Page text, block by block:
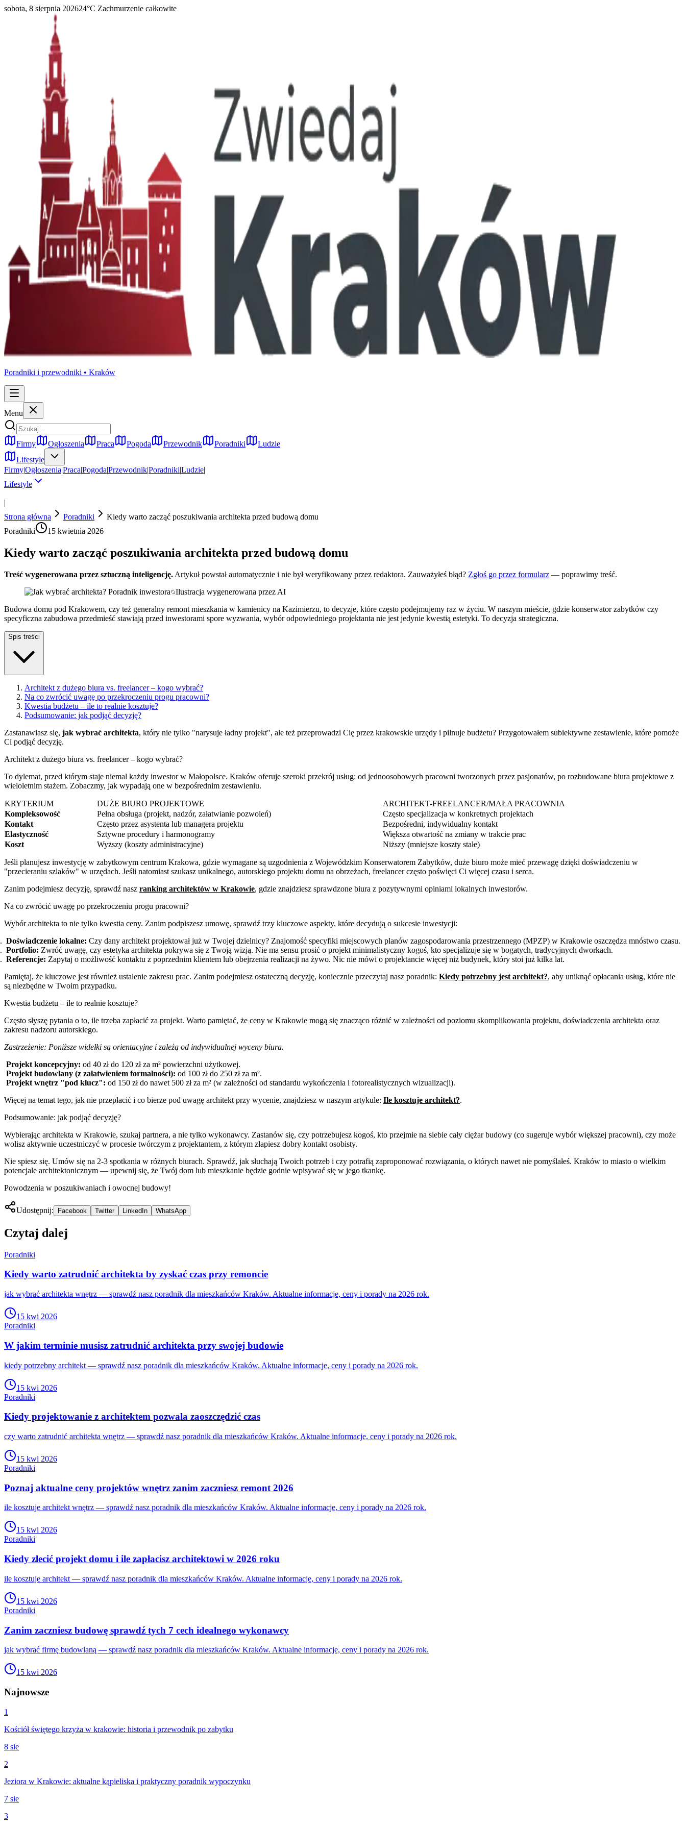
sobota, 8 sierpnia 202624°C Zachmurzenie całkowite
Poradniki i przewodniki • Kraków
Menu
Firmy Ogłoszenia Praca Pogoda Przewodnik Poradniki
Ludzie
Lifestyle
Firmy|Ogłoszenia|Praca|Pogoda|Przewodnik|Poradniki|Ludzie|
Lifestyle
|
Strona główna
Poradniki
Kiedy warto zacząć poszukiwania architekta przed budową domu
Poradniki
15 kwietnia 2026
Kiedy warto zacząć poszukiwania architekta przed budową domu
Treść wygenerowana przez sztuczną inteligencję. Artykuł powstał automatycznie i nie był weryfikowany przez redaktora. Zauważyłeś błąd? Zgłoś go przez formularz — poprawimy treść.
Ilustracja wygenerowana przez AI
Budowa domu pod Krakowem, czy też generalny remont mieszkania w kamienicy na Kazimierzu, to decyzje, które często podejmujemy raz w życiu. W naszym mieście, gdzie konserwator zabytków czy
specyficzna zabudowa przedmieść stawiają przed inwestorami spore wyzwania, wybór odpowiedniego projektanta nie jest jedynie kwestią estetyki. To decyzja strategiczna.
Spis treści
Architekt z dużego biura vs. freelancer – kogo wybrać?
Na co zwrócić uwagę po przekroczeniu progu pracowni?
Kwestia budżetu – ile to realnie kosztuje?
Podsumowanie: jak podjąć decyzję?
Zastanawiasz się, jak wybrać architekta, który nie tylko "narysuje ładny projekt", ale też przeprowadzi Cię przez krakowskie urzędy i pilnuje budżetu? Przygotowałem subiektywne zestawienie, które pomoże
Ci podjąć decyzję.
Architekt z dużego biura vs. freelancer – kogo wybrać?
To dylemat, przed którym staje niemal każdy inwestor w Małopolsce. Kraków oferuje szeroki przekrój usług: od jednoosobowych pracowni tworzonych przez pasjonatów, po rozbudowane biura projektowe z
wieloletnim stażem. Zobaczmy, jak wypadają one w bezpośrednim zestawieniu.
KRYTERIUM DUŻE BIURO PROJEKTOWE
ARCHITEKT-FREELANCER/MAŁA PRACOWNIA
Kompleksowość
Pełna obsługa (projekt, nadzór, załatwianie pozwoleń)
Często specjalizacja w konkretnych projektach
Kontakt
Często przez asystenta lub managera projektu
Bezpośredni, indywidualny kontakt
Elastyczność
Sztywne procedury i harmonogramy
Większa otwartość na zmiany w trakcie prac
Koszt
Wyższy (koszty administracyjne) Niższy (mniejsze koszty stałe)
Jeśli planujesz inwestycję w zabytkowym centrum Krakowa, gdzie wymagane są uzgodnienia z Wojewódzkim Konserwatorem Zabytków, duże biuro może mieć przewagę dzięki doświadczeniu w
"przecieraniu szlaków" w urzędach. Jeśli natomiast szukasz unikalnego, autorskiego projektu domu na obrzeżach, freelancer często poświęci Ci więcej czasu i serca.
Zanim podejmiesz decyzję, sprawdź nasz ranking architektów w Krakowie, gdzie znajdziesz sprawdzone biura z pozytywnymi opiniami lokalnych inwestorów.
Na co zwrócić uwagę po przekroczeniu progu pracowni?
Wybór architekta to nie tylko kwestia ceny. Zanim podpiszesz umowę, sprawdź trzy kluczowe aspekty, które decydują o sukcesie inwestycji:
Doświadczenie lokalne: Czy dany architekt projektował już w Twojej dzielnicy? Znajomość specyfiki miejscowych planów zagospodarowania przestrzennego (MPZP) w Krakowie oszczędza mnóstwo czasu.
Portfolio: Zwróć uwagę, czy estetyka architekta pokrywa się z Twoją wizją. Nie ma sensu prosić o projekt minimalistyczny kogoś, kto specjalizuje się w bogatych, tradycyjnych dworkach.
Referencje: Zapytaj o możliwość kontaktu z poprzednim klientem lub obejrzenia realizacji na żywo. Nic nie mówi o projektancie więcej niż budynek, który stoi już kilka lat.
Pamiętaj, że kluczowe jest również ustalenie zakresu prac. Zanim podejmiesz ostateczną decyzję, koniecznie przeczytaj nasz poradnik: Kiedy potrzebny jest architekt?, aby uniknąć opłacania usług, które nie
są niezbędne w Twoim przypadku.
Kwestia budżetu – ile to realnie kosztuje?
Często słyszę pytania o to, ile trzeba zapłacić za projekt. Warto pamiętać, że ceny w Krakowie mogą się znacząco różnić w zależności od poziomu skomplikowania projektu, doświadczenia architekta oraz
zakresu nadzoru autorskiego.
Zastrzeżenie: Poniższe widełki są orientacyjne i zależą od indywidualnej wyceny biura.
Projekt koncepcyjny: od 40 zł do 120 zł za m² powierzchni użytkowej.
Projekt budowlany (z załatwieniem formalności): od 100 zł do 250 zł za m².
Projekt wnętrz "pod klucz": od 150 zł do nawet 500 zł za m² (w zależności od standardu wykończenia i fotorealistycznych wizualizacji).
Więcej na temat tego, jak nie przepłacić i co bierze pod uwagę architekt przy wycenie, znajdziesz w naszym artykule: Ile kosztuje architekt?.
Podsumowanie: jak podjąć decyzję?
Wybierając architekta w Krakowie, szukaj partnera, a nie tylko wykonawcy. Zastanów się, czy potrzebujesz kogoś, kto przejmie na siebie cały ciężar budowy (co sugeruje wybór większej pracowni), czy może
wolisz aktywnie uczestniczyć w procesie twórczym z projektantem, z którym złapiesz dobry kontakt osobisty.
Nie spiesz się. Umów się na 2-3 spotkania w różnych biurach. Sprawdź, jak słuchają Twoich potrzeb i czy potrafią zaproponować rozwiązania, o których nawet nie pomyślałeś. Kraków to miasto o wielkim
potencjale architektonicznym — upewnij się, że Twój dom lub mieszkanie będzie godnie wpisywać się w jego tkankę.
Powodzenia w poszukiwaniach i owocnej budowy!
Udostępnij: Facebook Twitter LinkedIn WhatsApp
Czytaj dalej
Poradniki
Kiedy warto zatrudnić architekta by zyskać czas przy remoncie
jak wybrać architekta wnętrz — sprawdź nasz poradnik dla mieszkańców Kraków. Aktualne informacje, ceny i porady na 2026 rok.
15 kwi 2026
Poradniki
W jakim terminie musisz zatrudnić architekta przy swojej budowie
kiedy potrzebny architekt — sprawdź nasz poradnik dla mieszkańców Kraków. Aktualne informacje, ceny i porady na 2026 rok.
15 kwi 2026
Poradniki
Kiedy projektowanie z architektem pozwala zaoszczędzić czas
czy warto zatrudnić architekta wnętrz — sprawdź nasz poradnik dla mieszkańców Kraków. Aktualne informacje, ceny i porady na 2026 rok.
15 kwi 2026
Poradniki
Poznaj aktualne ceny projektów wnętrz zanim zaczniesz remont 2026
ile kosztuje architekt wnętrz — sprawdź nasz poradnik dla mieszkańców Kraków. Aktualne informacje, ceny i porady na 2026 rok.
15 kwi 2026
Poradniki
Kiedy zlecić projekt domu i ile zapłacisz architektowi w 2026 roku
ile kosztuje architekt — sprawdź nasz poradnik dla mieszkańców Kraków. Aktualne informacje, ceny i porady na 2026 rok.
15 kwi 2026
Poradniki
Zanim zaczniesz budowę sprawdź tych 7 cech idealnego wykonawcy
jak wybrać firmę budowlaną — sprawdź nasz poradnik dla mieszkańców Kraków. Aktualne informacje, ceny i porady na 2026 rok.
15 kwi 2026
Najnowsze
1
Kościół świętego krzyża w krakowie: historia i przewodnik po zabytku
8 sie
2
Jeziora w Krakowie: aktualne kąpieliska i praktyczny poradnik wypoczynku
7 sie
3